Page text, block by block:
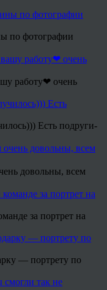
по фотографии
работу❤ очень
Есть подруги-
довольны, всем
за портрет на
— портрету по